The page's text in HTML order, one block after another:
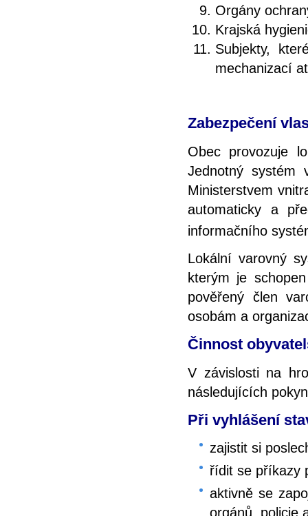
Orgány
Krajská
Subjekty,
mechanizací
Zabezpečení
Obec provozuje
Jednotný systém
Ministerstvem
automaticky a
informačního
Lokální varovný
kterým je
pověřený člen
osobám a
Činnost
V závislosti na
následujících
Při vyhlášení
zajistit si
řídit se příkazy
aktivně se
orgánů, policie